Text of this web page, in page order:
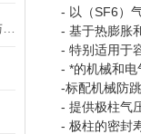
- 以（SF6）
- 基于热膨胀
- 特别适用于
- *的机械和
-标配机械防
- 提供极柱气
- 极柱的密封